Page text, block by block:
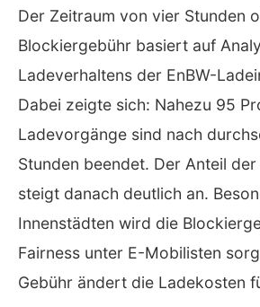
Der Zeitraum von vier Stunden
Blockiergebühr basiert auf
Ladeverhaltens der EnBW-
Dabei zeigte sich: Nahezu 95
Ladevorgänge sind nach
Stunden beendet. Der Anteil
steigt danach deutlich an.
Innenstädten wird die
Fairness unter E-Mobilisten
Gebühr ändert die Ladekosten